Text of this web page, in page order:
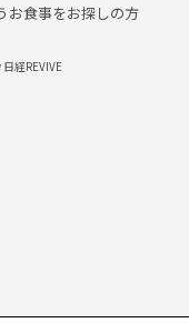
お食事をお探しの方
経REVIVE